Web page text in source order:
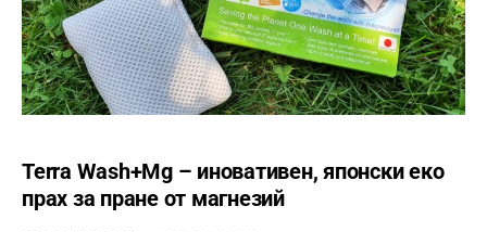
Terra Wash+Mg – иновативен, японски еко
прах за пране от магнезий